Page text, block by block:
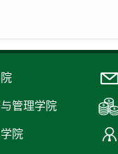
管理学院
院